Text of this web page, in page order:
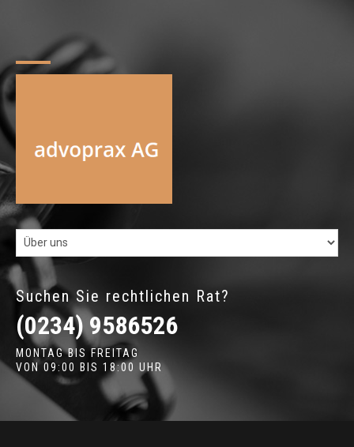
Suchen Sie rechtlichen Rat?
(0234) 9586526
MONTAG BIS FREITAG
VON 09:00 BIS 18:00 UHR